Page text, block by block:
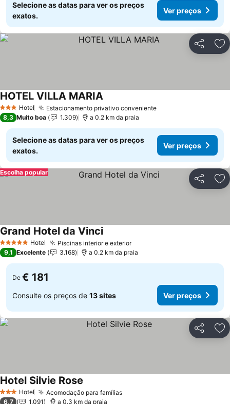
Selecione as datas para ver os preços
exatos.
Ver preços
Partilhar
3 EstrelasHotel Estacionamento privativo convenienteVer preços
HOTEL VILLA MARIAVer preços
8,3 Muito boa 1.309 a 0.2 km da praia
Selecione as datas para ver os preços
exatos.
Ver preços
Partilhar
Escolha popular
5 Estrelas Hotel Piscinas interior e exteriorVer preços
Grand Hotel da VinciVer preços
9,1 Excelente 3.168 a 0.2 km da praia
De € 181
Consulte os preços de 13 sites Ver preços
Partilhar
3 EstrelasHotel Acomodação para famíliasVer preços
Hotel Silvie Rose
6,7 1.091 a 0.3 km da praia